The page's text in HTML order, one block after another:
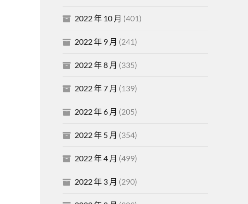
2022 年 10 月 (401)
2022 年 9 月 (241)
2022 年 8 月 (335)
2022 年 7 月 (139)
2022 年 6 月 (205)
2022 年 5 月 (354)
2022 年 4 月 (499)
2022 年 3 月 (290)